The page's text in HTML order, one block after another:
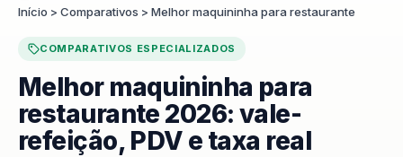
Início > Comparativos > Melhor maquininha para restaurante
COMPARATIVOS ESPECIALIZADOS
Melhor maquininha para
restaurante 2026: vale-
refeição, PDV e taxa real